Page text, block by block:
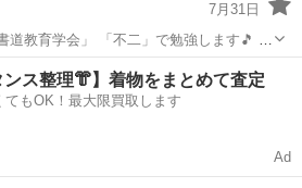
7月31日
教育学会」 「不二」で勉強します🎵 講
土)阪...
書道 大人
ンス整理👘】着物をまとめて査定
てもOK！最大限買取します
Ad